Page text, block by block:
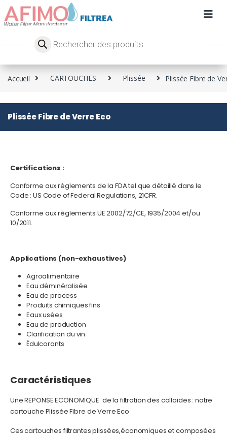
Accueil CARTOUCHES Plissée Plissée Fibre de
Plissée Fibre de Verre Eco
Certifications :
Conforme aux règlements de la FDA tel que détaillé dans le
Code : US Code of Federal Regulations, 21CFR.
Conforme aux règlements UE 2002/72/CE, 1935/2004 et/ou
10/2011.
Applications (non-exhaustives)
Agroalimentaire
Eau déminéralisée
Eau de process
Produits chimiques fins
Eaux usées
Eau de production
Clarification du vin
Édulcorants
Caractéristiques
Une REPONSE ECONOMIQUE de la filtration des colloides : notre
cartouche Plissée Fibre de Verre Eco
Ces cartouches filtrantes plissées,économiques et composées